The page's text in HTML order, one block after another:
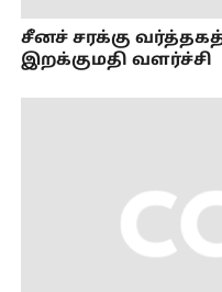
சீனச் சரக்கு
இறக்குமதி வளர்ச்சி